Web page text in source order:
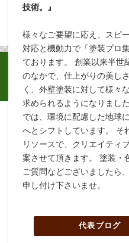
技術。』
様々なご要望に応え、スピ
対応と機動力で「塗装プロ
ております。 創業以来半世
のなかで、仕上がりの美し
く、外壁塗装に対して様々
求められるようになりまし
では、環境に配慮した地球
へとシフトしています。 そ
リソースで、クリエイティ
案させて頂きます。 塗装・
ご質問などございましたら
申し付け下さいませ。
代表ブログ